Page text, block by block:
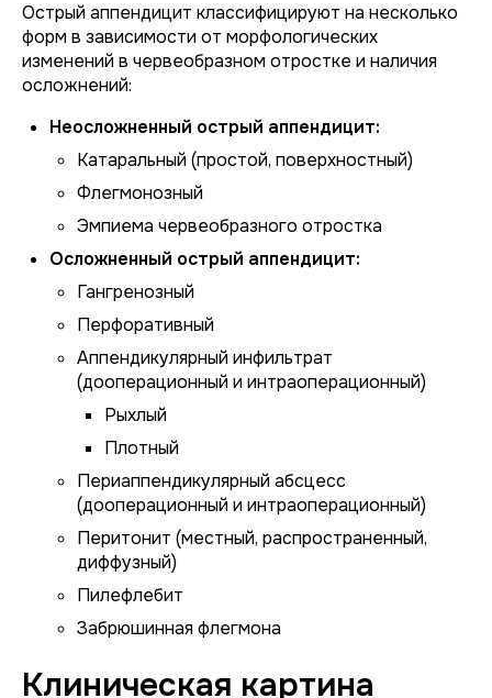
Острый аппендицит классифицируют на несколько
форм в зависимости от морфологических
изменений в червеобразном отростке и наличия
осложнений:
Неосложненный острый аппендицит:
Катаральный (простой, поверхностный)
Флегмонозный
Эмпиема червеобразного отростка
Осложненный острый аппендицит:
Гангренозный
Перфоративный
Аппендикулярный инфильтрат
(дооперационный и интраоперационный)
Рыхлый
Плотный
Периаппендикулярный абсцесс
(дооперационный и интраоперационный)
Перитонит (местный, распространенный,
диффузный)
Пилефлебит
Забрюшинная флегмона
Клиническая картина